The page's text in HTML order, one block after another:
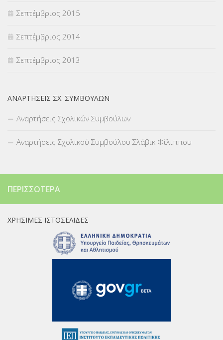
Σεπτέμβριος 2015
Σεπτέμβριος 2014
Σεπτέμβριος 2013
ΑΝΑΡΤΉΣΕΙΣ ΣΧ. ΣΥΜΒΟΎΛΩΝ
Αναρτήσεις Σχολικών Συμβούλων
Αναρτήσεις Σχολικού Συμβούλου Σλάβικ Φίλιππου
ΠΕΡΙΣΣΌΤΕΡΑ
ΧΡΉΣΙΜΕΣ ΙΣΤΟΣΕΛΊΔΕΣ